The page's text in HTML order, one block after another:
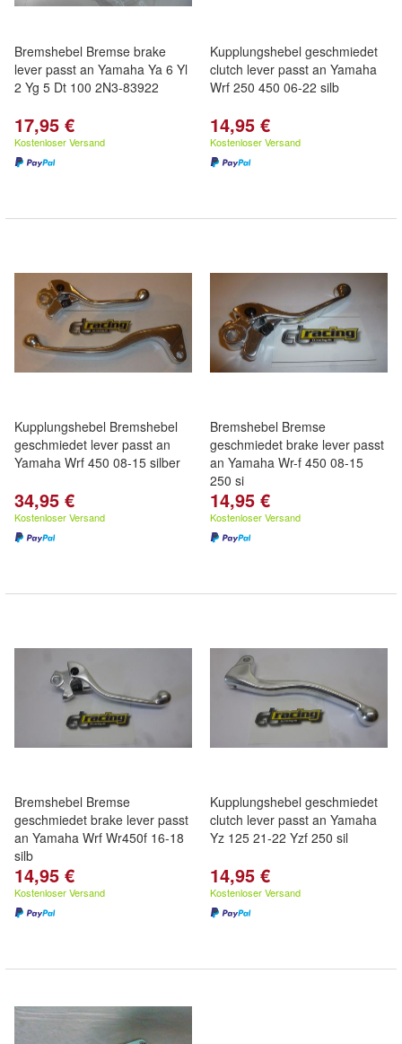
Bremshebel Bremse brake
lever passt an Yamaha Ya 6 Yl
2 Yg 5 Dt 100 2N3-83922
17,95 €
Kostenloser Versand
Kupplungshebel geschmiedet
clutch lever passt an Yamaha
Wrf 250 450 06-22 silb
14,95 €
Kostenloser Versand
Kupplungshebel Bremshebel
geschmiedet lever passt an
Yamaha Wrf 450 08-15 silber
34,95 €
Kostenloser Versand
Bremshebel Bremse
geschmiedet brake lever passt
an Yamaha Wr-f 450 08-15
250 si
14,95 €
Kostenloser Versand
Bremshebel Bremse
geschmiedet brake lever passt
an Yamaha Wrf Wr450f 16-18
silb
14,95 €
Kostenloser Versand
Kupplungshebel geschmiedet
clutch lever passt an Yamaha
Yz 125 21-22 Yzf 250 sil
14,95 €
Kostenloser Versand